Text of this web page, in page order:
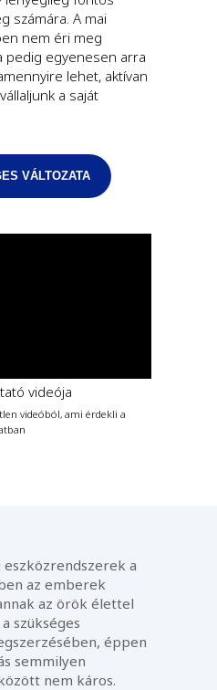
számára. A mai
nem éri meg
pedig egyenesen arra
lehet, aktívan
a saját
videója
videóból, ami érdekli a
VÁLTOZATA
eszközrendszerek a
az emberek
az örök élettel
szükséges
éppen
semmilyen
nem káros.